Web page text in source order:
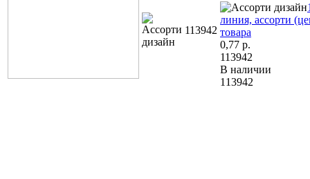
113942
линия, ассорти
товара
0,77 р.
113942
В наличии
113942